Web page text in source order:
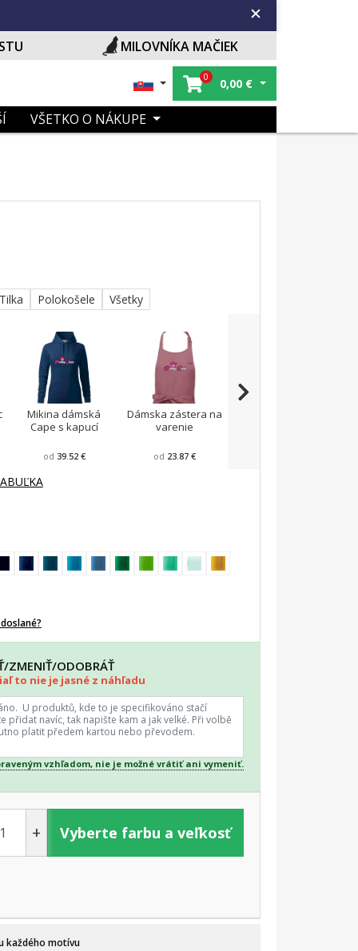
MILOVNÍKA MAČIEK
0 0,00 €
VŠETKO O NÁKUPE
Polokošele Všetky
Mikina dámská
Cape s kapucí
od 39.52 €
Dámska zástera na
varenie
od 23.87 €
ODOBRÁŤ
to nie je jasné z náhľadu
vzhľadom, nie je možné vrátiť ani vymeniť.
+ Vyberte farbu a veľkosť
každého motívu